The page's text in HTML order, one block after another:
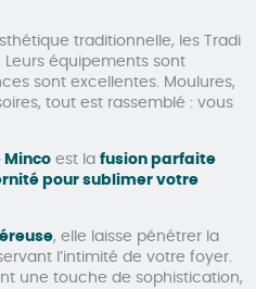
traditionnelle, les Tradi
équipements sont
sont excellentes. Moulures,
tout est rassemblé : vous
Minco est la fusion parfaite
pour sublimer votre
, elle laisse pénétrer la
l’intimité de votre foyer.
une touche de sophistication,